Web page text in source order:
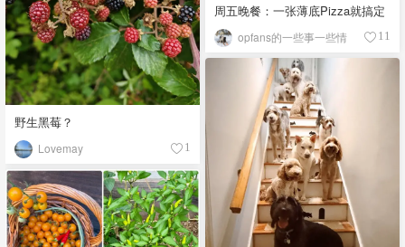
野生黑莓？
Lovemay 1
周五晚餐：一张薄底Pizza就搞定
opfans的一些事一些情 11